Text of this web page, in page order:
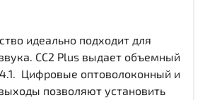
идеально подходит для
CC2 Plus выдает объемный
Цифровые оптоволоконный и
позволяют установить